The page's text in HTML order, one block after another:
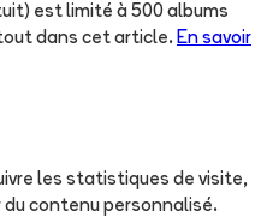
est limité à 500 albums
dans cet article. En savoir
les statistiques de visite,
contenu personnalisé.